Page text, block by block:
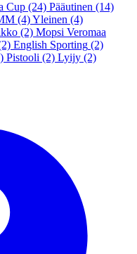
Cup (24) Pääutinen (14)
(4)Yleinen (4)
(2) Mopsi Veromaa
English Sporting (2)
Pistooli (2) Lyijy (2)